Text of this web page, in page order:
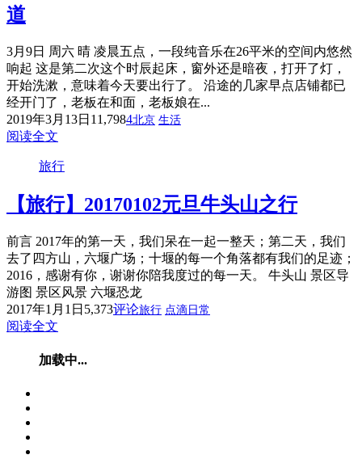
道
3月9日 周六 晴 凌晨五点，一段纯音乐在26平米的空间内悠然
响起 这是第二次这个时辰起床，窗外还是暗夜，打开了灯，
开始洗漱，意味着今天要出行了。 沿途的几家早点店铺都已
经开门了，老板在和面，老板娘在...
2019年3月13日 11,7984北京 生活
阅读全文
旅行
【旅行】20170102元旦牛头山之行
前言 2017年的第一天，我们呆在一起一整天；第二天，我们
去了四方山，六堰广场；十堰的每一个角落都有我们的足迹；
2016，感谢有你，谢谢你陪我度过的每一天。 牛头山 景区导
游图 景区风景 六堰恐龙
2017年1月1日 5,373评论旅行 点滴日常
阅读全文
加载中...